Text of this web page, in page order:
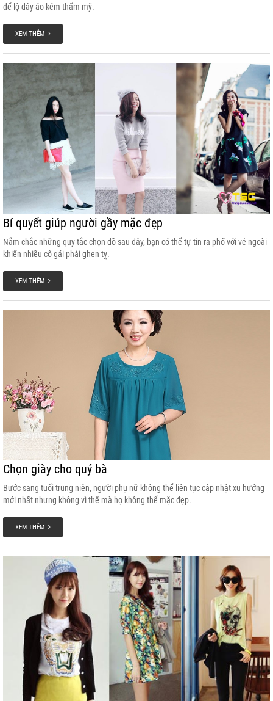
để lộ dây áo kém thẩm mỹ.
XEM THÊM
Bí quyết giúp người gầy mặc đẹp
Nắm chắc những quy tắc chọn đồ sau đây, bạn có thể tự tin ra phố với vẻ ngoài
khiến nhiều cô gái phải ghen tỵ.
XEM THÊM
Chọn giày cho quý bà
Bước sang tuổi trung niên, người phụ nữ không thể liên tục cập nhật xu hướng
mới nhất nhưng không vì thế mà họ không thể mặc đẹp.
XEM THÊM